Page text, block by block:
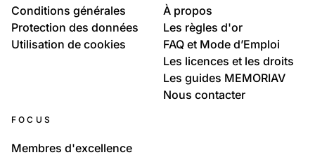
Conditions générales
Protection des données
Utilisation de cookies
À propos
Les règles d'or
FAQ et Mode d’Emploi
Les licences et les droits
Les guides MEMORIAV
Nous contacter
FOCUS
Membres d'excellence